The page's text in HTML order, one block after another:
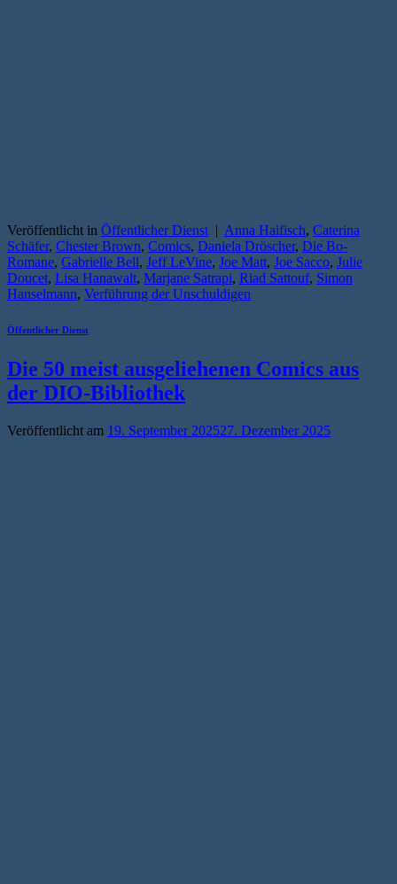
Veröffentlicht in Öffentlicher Dienst | Anna Haifisch, Caterina
Schäfer, Chester Brown, Comics, Daniela Dröscher, Die Bo-
Romane, Gabrielle Bell, Jeff LeVine, Joe Matt, Joe Sacco, Julie
Doucet, Lisa Hanawalt, Marjane Satrapi, Riad Sattouf, Simon
Hanselmann, Verführung der Unschuldigen
Öffentlicher Dienst
Die 50 meist ausgeliehenen Comics aus
der DIO-Bibliothek
Veröffentlicht am 19. September 202527. Dezember 2025